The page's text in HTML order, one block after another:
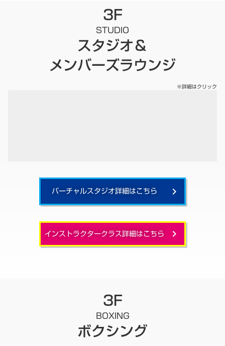
3F
STUDIO
スタジオ＆
メンバーズラウンジ
※詳細はクリック
バーチャルスタジオ詳細はこちら keyboard_arrow_right
インストラクタークラス詳細はこちら keyboard_arrow_right
3F
BOXING
ボクシング